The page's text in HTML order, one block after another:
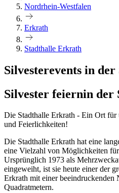
Nordrhein-Westfalen
Erkrath
Stadthalle Erkrath
Silvesterevents in
Silvester feiernin der
Die Stadthalle Erkrath - Ein Ort für
und Feierlichkeiten!
Die Stadthalle Erkrath hat eine
eine Vielzahl von Möglichkeiten
Ursprünglich 1973 als
eingeweiht, ist sie heute einer der
Erkrath mit einer beeindruckenden
Quadratmetern.